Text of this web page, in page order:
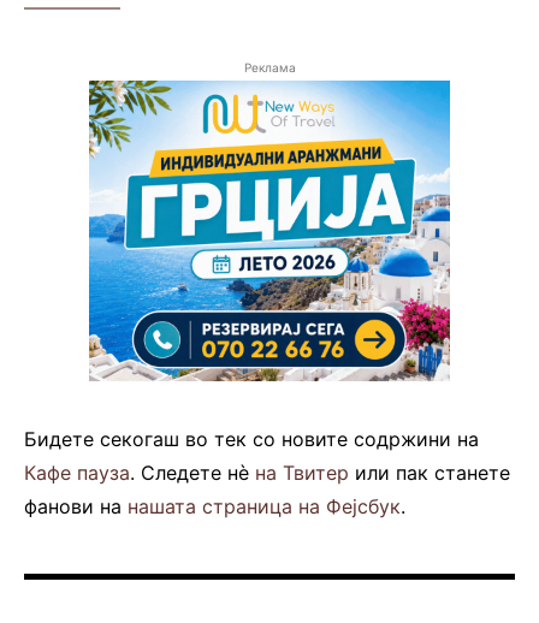
—————
Реклама
Бидете секогаш во тек со новите содржини на
Кафе пауза. Следете нè на Твитер или пак станете
фанови на нашата страница на Фејсбук.